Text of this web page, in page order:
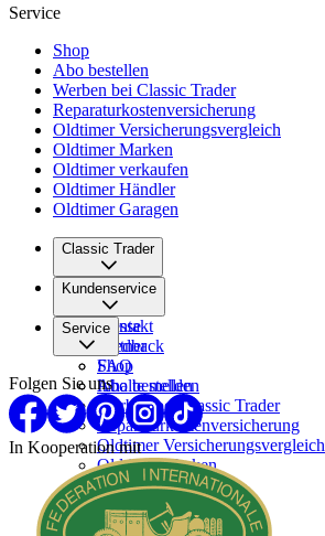
Service
Shop
Abo bestellen
Werben bei Classic Trader
Reparaturkostenversicherung
Oldtimer Versicherungsvergleich
Oldtimer Marken
Oldtimer verkaufen
Oldtimer Händler
Oldtimer Garagen
Classic Trader
Über uns
Karriere
Presse
Partner
Kundenservice
Kontakt
Feedback
FAQ
Inhalte melden
Service
Shop
Abo bestellen
Werben bei Classic Trader
Reparaturkostenversicherung
Oldtimer Versicherungsvergleich
Oldtimer Marken
Oldtimer verkaufen
Oldtimer Händler
Oldtimer Garagen
Folgen Sie uns
In Kooperation mit